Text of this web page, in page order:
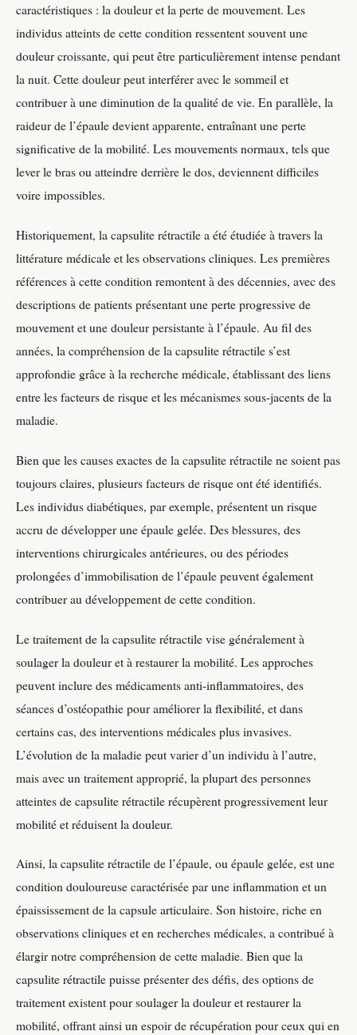
caractéristiques : la douleur et la perte de mouvement. Les
individus atteints de cette condition ressentent souvent une
douleur croissante, qui peut être particulièrement intense pendant
la nuit. Cette douleur peut interférer avec le sommeil et
contribuer à une diminution de la qualité de vie. En parallèle, la
raideur de l’épaule devient apparente, entraînant une perte
significative de la mobilité. Les mouvements normaux, tels que
lever le bras ou atteindre derrière le dos, deviennent difficiles
voire impossibles.
Historiquement, la capsulite rétractile a été étudiée à travers la
littérature médicale et les observations cliniques. Les premières
références à cette condition remontent à des décennies, avec des
descriptions de patients présentant une perte progressive de
mouvement et une douleur persistante à l’épaule. Au fil des
années, la compréhension de la capsulite rétractile s’est
approfondie grâce à la recherche médicale, établissant des liens
entre les facteurs de risque et les mécanismes sous-jacents de la
maladie.
Bien que les causes exactes de la capsulite rétractile ne soient pas
toujours claires, plusieurs facteurs de risque ont été identifiés.
Les individus diabétiques, par exemple, présentent un risque
accru de développer une épaule gelée. Des blessures, des
interventions chirurgicales antérieures, ou des périodes
prolongées d’immobilisation de l’épaule peuvent également
contribuer au développement de cette condition.
Le traitement de la capsulite rétractile vise généralement à
soulager la douleur et à restaurer la mobilité. Les approches
peuvent inclure des médicaments anti-inflammatoires, des
séances d’ostéopathie pour améliorer la flexibilité, et dans
certains cas, des interventions médicales plus invasives.
L’évolution de la maladie peut varier d’un individu à l’autre,
mais avec un traitement approprié, la plupart des personnes
atteintes de capsulite rétractile récupèrent progressivement leur
mobilité et réduisent la douleur.
Ainsi, la capsulite rétractile de l’épaule, ou épaule gelée, est une
condition douloureuse caractérisée par une inflammation et un
épaississement de la capsule articulaire. Son histoire, riche en
observations cliniques et en recherches médicales, a contribué à
élargir notre compréhension de cette maladie. Bien que la
capsulite rétractile puisse présenter des défis, des options de
traitement existent pour soulager la douleur et restaurer la
mobilité, offrant ainsi un espoir de récupération pour ceux qui en